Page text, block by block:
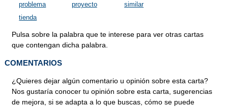
problema
proyecto
similar
tienda
Pulsa sobre la palabra que te interese para ver otras cartas
que contengan dicha palabra.
COMENTARIOS
¿Quieres dejar algún comentario u opinión sobre esta carta?
Nos gustaría conocer tu opinión sobre esta carta, sugerencias
de mejora, si se adapta a lo que buscas, cómo se puede